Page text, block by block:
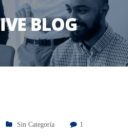
BLOG
Sin Categoría 1